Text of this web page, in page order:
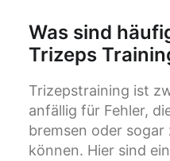
Was sind
Trizeps
Trizepstraining ist
anfällig für Fehler,
bremsen oder
können. Hier sind